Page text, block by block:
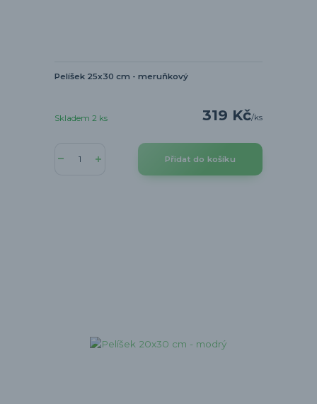
Pelíšek 25x30 cm - meruňkový
319 Kč/ks
Skladem 2 ks
Přidat do košíku